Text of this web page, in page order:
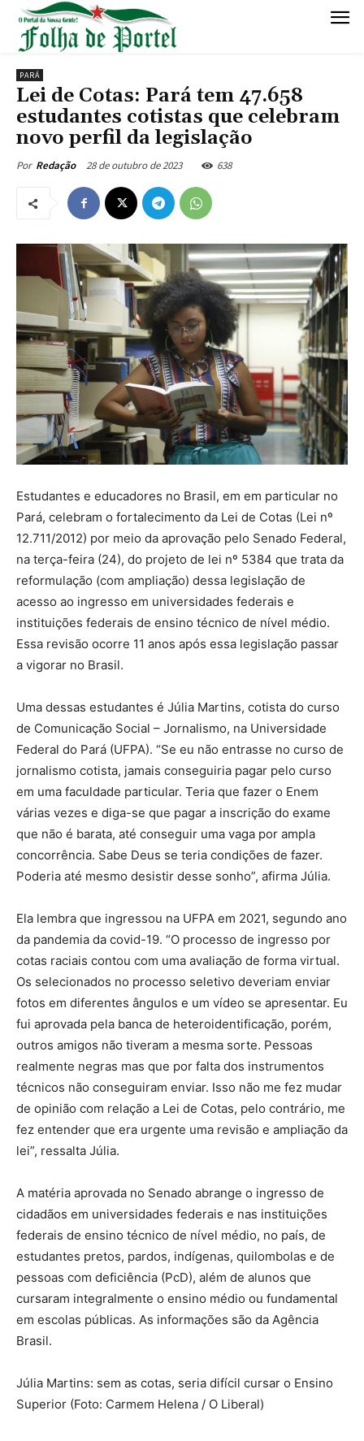
PARÁ
Lei de Cotas: Pará tem 47.658
estudantes cotistas que celebram
novo perfil da legislação
Por Redação 28 de outubro de 2023 638
Estudantes e educadores no Brasil, em em particular no
Pará, celebram o fortalecimento da Lei de Cotas (Lei nº
12.711/2012) por meio da aprovação pelo Senado Federal,
na terça-feira (24), do projeto de lei nº 5384 que trata da
reformulação (com ampliação) dessa legislação de
acesso ao ingresso em universidades federais e
instituições federais de ensino técnico de nível médio.
Essa revisão ocorre 11 anos após essa legislação passar
a vigorar no Brasil.
Uma dessas estudantes é Júlia Martins, cotista do curso
de Comunicação Social – Jornalismo, na Universidade
Federal do Pará (UFPA). “Se eu não entrasse no curso de
jornalismo cotista, jamais conseguiria pagar pelo curso
em uma faculdade particular. Teria que fazer o Enem
várias vezes e diga-se que pagar a inscrição do exame
que não é barata, até conseguir uma vaga por ampla
concorrência. Sabe Deus se teria condições de fazer.
Poderia até mesmo desistir desse sonho”, afirma Júlia.
Ela lembra que ingressou na UFPA em 2021, segundo ano
da pandemia da covid-19. “O processo de ingresso por
cotas raciais contou com uma avaliação de forma virtual.
Os selecionados no processo seletivo deveriam enviar
fotos em diferentes ângulos e um vídeo se apresentar. Eu
fui aprovada pela banca de heteroidentificação, porém,
outros amigos não tiveram a mesma sorte. Pessoas
realmente negras mas que por falta dos instrumentos
técnicos não conseguiram enviar. Isso não me fez mudar
de opinião com relação a Lei de Cotas, pelo contrário, me
fez entender que era urgente uma revisão e ampliação da
lei”, ressalta Júlia.
A matéria aprovada no Senado abrange o ingresso de
cidadãos em universidades federais e nas instituições
federais de ensino técnico de nível médio, no país, de
estudantes pretos, pardos, indígenas, quilombolas e de
pessoas com deficiência (PcD), além de alunos que
cursaram integralmente o ensino médio ou fundamental
em escolas públicas. As informações são da Agência
Brasil.
Júlia Martins: sem as cotas, seria difícil cursar o Ensino
Superior (Foto: Carmem Helena / O Liberal)